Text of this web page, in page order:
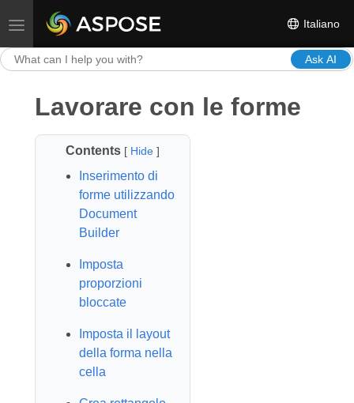
Toggle navigation Italiano
Ask AI
Lavorare con le forme
Contents [ Hide]
Inserimento di
forme utilizzando
Document
Builder
Imposta
proporzioni
bloccate
Imposta il layout
della forma nella
cella